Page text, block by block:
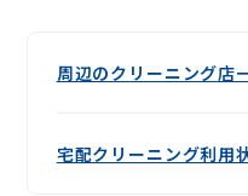
周辺のクリーニング店
宅配クリーニング利用